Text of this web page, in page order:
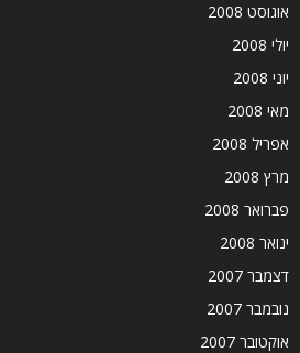
אוגוסט 2008
יולי 2008
יוני 2008
מאי 2008
אפריל 2008
מרץ 2008
פברואר 2008
ינואר 2008
דצמבר 2007
נובמבר 2007
אוקטובר 2007